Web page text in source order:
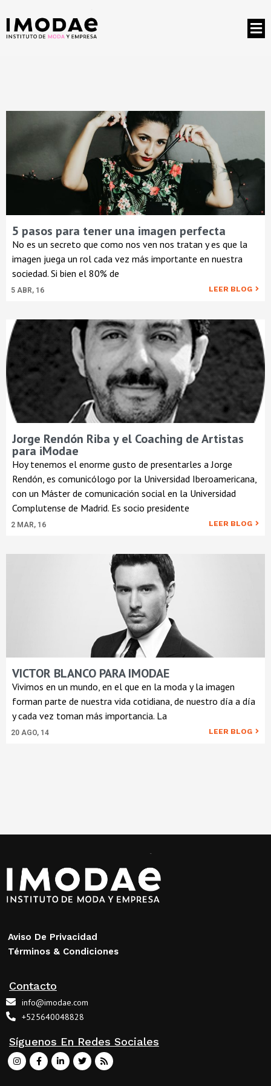
5 pasos para tener una imagen perfecta
5 ABR, 16
No es un secreto que como nos ven nos tratan y es que la
imagen juega un rol cada vez más importante en nuestra
sociedad. Si bien el 80% de
LEER BLOG
Jorge Rendón Riba y el Coaching de Artistas
para iModae
2 MAR, 16
Hoy tenemos el enorme gusto de presentarles a Jorge
Rendón, es comunicólogo por la Universidad Iberoamericana,
con un Máster de comunicación social en la Universidad
Complutense de Madrid. Es socio presidente
LEER BLOG
VICTOR BLANCO PARA IMODAE
20 AGO, 14
Vivimos en un mundo, en el que en la moda y la imagen
forman parte de nuestra vida cotidiana, de nuestro día a día
y cada vez toman más importancia. La
LEER BLOG
Aviso De Privacidad
Términos & Condiciones
Contacto
info@imodae.com
+525640048828
Síguenos En Redes Sociales